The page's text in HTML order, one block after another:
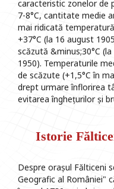
caracteristic zonelor de
7-8°C, cantitate medie
mai ridicată
+37°C (la 16 august
scăzută &minus;30°C
1950). Temperaturile
de scăzute (+1,5°C în
drept urmare înflorirea
evitarea înghețurilor și
Istorie
Despre orașul Fălticeni
Geografic al României"